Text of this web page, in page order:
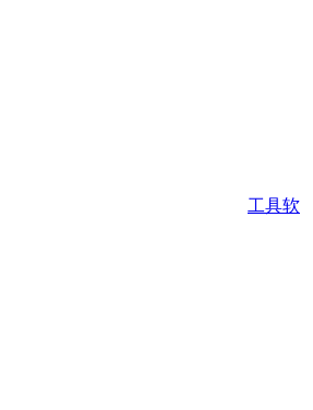
工具软